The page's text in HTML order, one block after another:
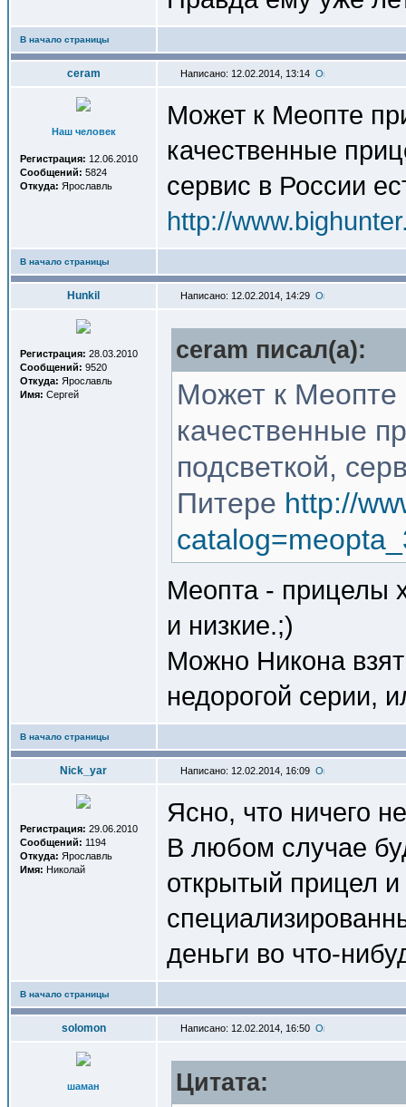
В начало страницы
ceram Написано: 12.02.2014, 13:14
Наш человек
Регистрация: 12.06.2010
Сообщений: 5824
Откуда: Ярославль
Может к Меопте
качественные
сервис в России
http://
В начало страницы
Hunkil Написано: 12.02.2014, 14:29
Регистрация: 28.03.2010
Сообщений: 9520
Откуда: Ярославль
Имя: Сергей
ceram писал(a):
Может к Меопте
качественные
подсветкой,
Питере http://
Меопта - прицелы
и низкие.;)
Можно Никона
недорогой серии,
В начало страницы
Nick_yar Написано: 12.02.2014, 16:09
Регистрация: 29.06.2010
Сообщений: 1194
Откуда: Ярославль
Имя: Николай
Ясно, что ничего
В любом случае
открытый прицел
деньги во что-
В начало страницы
solomon Написано: 12.02.2014, 16:50
шаман Цитата: